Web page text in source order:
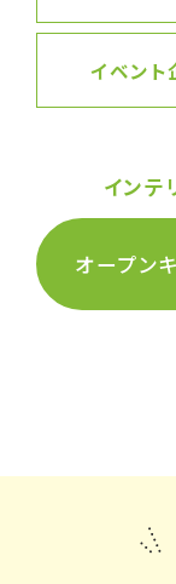
イベント
インテ
オープン